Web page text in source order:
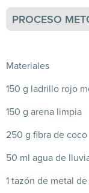
PROCESO
Materiales
150 g ladrillo rojo
150 g arena limpia
250 g fibra de coco
50 ml agua de
1 tazón de metal